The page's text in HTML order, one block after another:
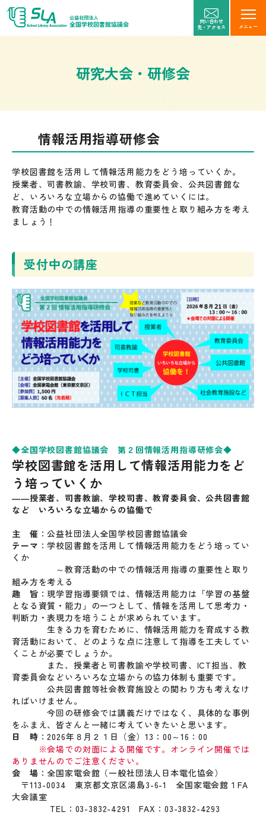
メニュー
問い合わせ
先・アクセス
研究大会・研修会
情報活用指導研修会
学校図書館を活用して情報活用能力をどう培っていくか。
授業者、司書教諭、学校司書、教育委員会、公共図書館な
ど、いろいろな立場からの協働で進めていくには。
教育活動の中での情報活用指導の重要性と取り組み方を考え
ましょう！
受付中の講座
◆全国学校図書館協議会 第２回情報活用指導研修会◆
学校図書館を活用して情報活用能力をど
う培っていくか
――授業者、司書教諭、学校司書、教育委員会、公共図書館
など いろいろな立場からの協働で
主 催 ：公益社団法人全国学校図書館協議会
テーマ ：学校図書館を活用して情報活用能力をどう培ってい
くか
～教育活動の中での情報活用指導の重要性と取り
組み方を考える
趣 旨 ：現学習指導要領では、情報活用能力は「学習の基盤
となる資質・能力」の一つとして、情報を活用して思考力・
判断力・表現力を培うことが求められています。
生きる力を育むために、情報活用能力を育成する教
育活動において、どのような点に注意して指導を工夫してい
くことが必要でしょうか。
また、授業者と司書教諭や学校司書、ICT担当、教
育委員会などいろいろな立場からの協力体制も重要です。
公共図書館等社会教育施設との関わり方も考えなけ
ればいけません。
今回の研修会では講義だけではなく、具体的な事例
をふまえ、皆さんと一緒に考えていきたいと思います。
日 時 ：2026年８月２１日（金）13：00～16：00
※会場での対面による開催です。オンライン開催では
ありませんのでご注意ください。
会 場 ：全国家電会館（一般社団法人日本電化協会）
〒113-0034 東京都文京区湯島3-6-1 全国家電会館１FA
大会議室
TEL：03-3832-4291 FAX：03-3832-4293